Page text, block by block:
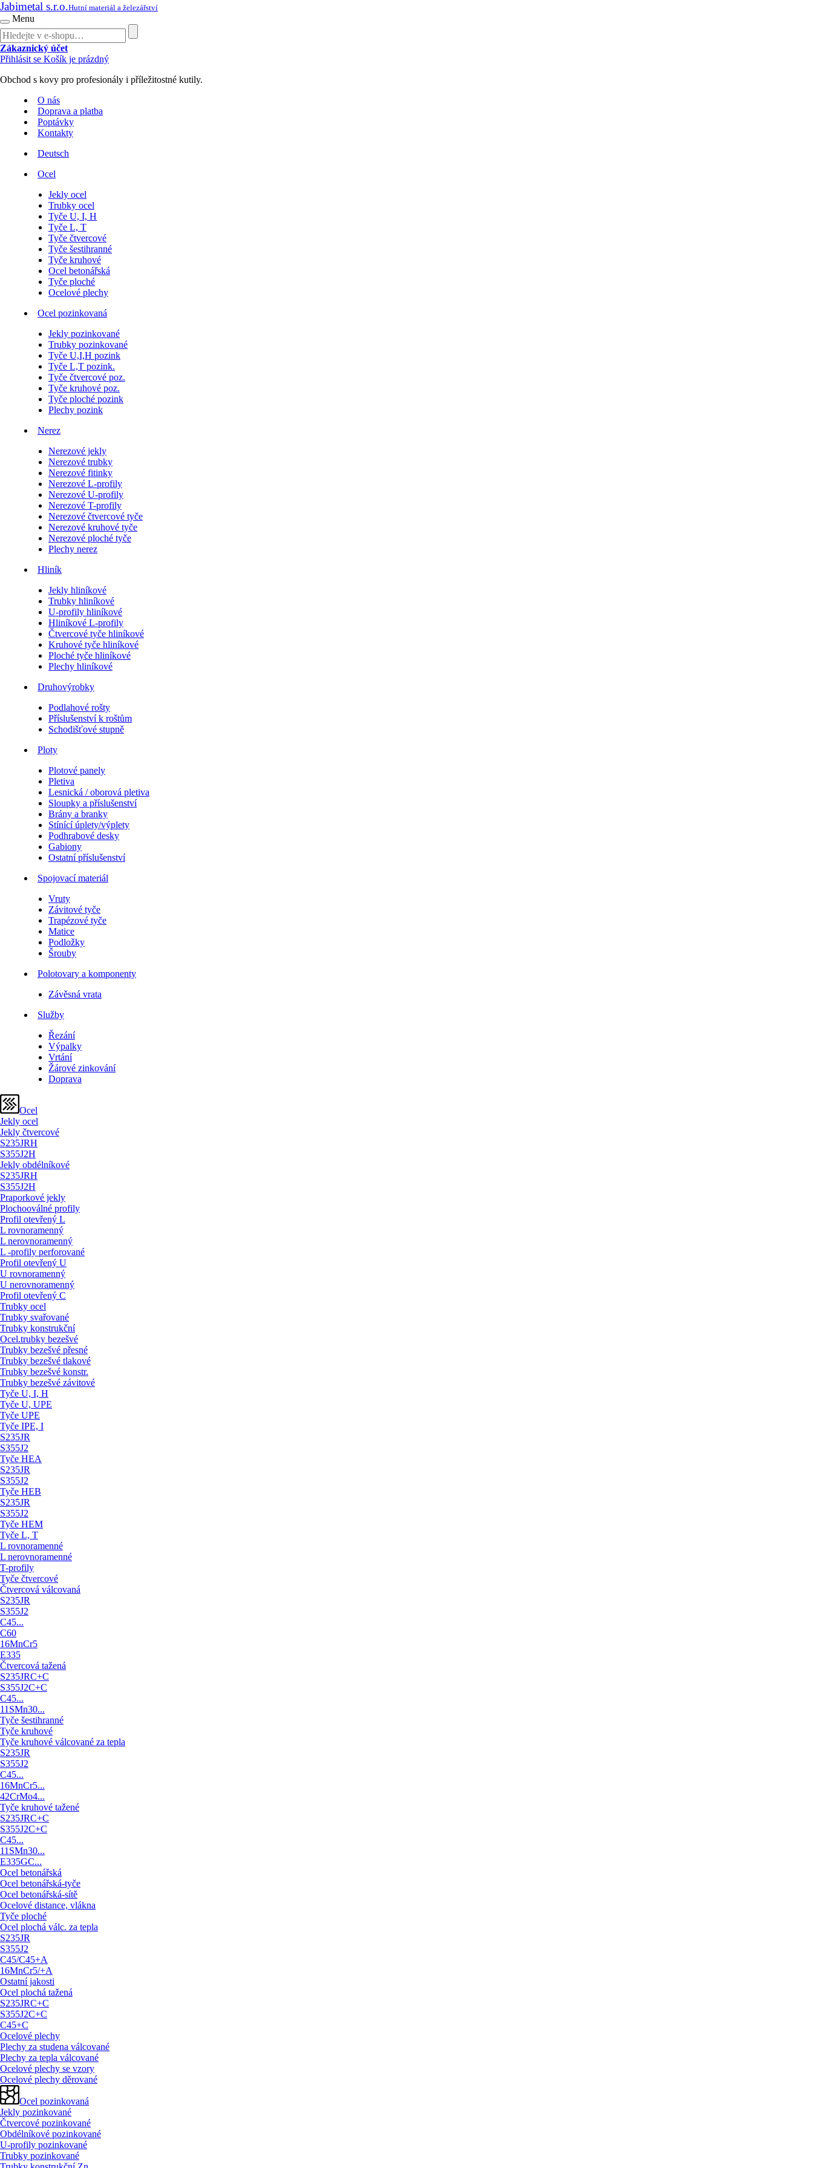
Jabimetal s.r.o.Hutní materiál a železářství
Menu
Zákaznický účet
Přihlásit se Košík je prázdný
Obchod s kovy pro profesionály i příležitostné kutily.
O nás
Doprava a platba
Poptávky
Kontakty
Deutsch
Ocel
Jekly ocel
Trubky ocel
Tyče U, I, H
Tyče L, T
Tyče čtvercové
Tyče šestihranné
Tyče kruhové
Ocel betonářská
Tyče ploché
Ocelové plechy
Ocel pozinkovaná
Jekly pozinkované
Trubky pozinkované
Tyče U,I,H pozink
Tyče L,T pozink.
Tyče čtvercové poz.
Tyče kruhové poz.
Tyče ploché pozink
Plechy pozink
Nerez
Nerezové jekly
Nerezové trubky
Nerezové fitinky
Nerezové L-profily
Nerezové U-profily
Nerezové T-profily
Nerezové čtvercové tyče
Nerezové kruhové tyče
Nerezové ploché tyče
Plechy nerez
Hliník
Jekly hliníkové
Trubky hliníkové
U-profily hliníkové
Hliníkové L-profily
Čtvercové tyče hliníkové
Kruhové tyče hliníkové
Ploché tyče hliníkové
Plechy hliníkové
Druhovýrobky
Podlahové rošty
Příslušenství k roštům
Schodišťové stupně
Ploty
Plotové panely
Pletiva
Lesnická / oborová pletiva
Sloupky a příslušenství
Brány a branky
Stínící úplety/výplety
Podhrabové desky
Gabiony
Ostatní příslušenství
Spojovací materiál
Vruty
Závitové tyče
Trapézové tyče
Matice
Podložky
Šrouby
Polotovary a komponenty
Závěsná vrata
Služby
Řezání
Výpalky
Vrtání
Žárové zinkování
Doprava
Ocel
Jekly ocel
Jekly čtvercové
S235JRH
S355J2H
Jekly obdélníkové
S235JRH
S355J2H
Praporkové jekly
Plochooválné profily
Profil otevřený L
L rovnoramenný
L nerovnoramenný
L -profily perforované
Profil otevřený U
U rovnoramenný
U nerovnoramenný
Profil otevřený C
Trubky ocel
Trubky svařované
Trubky konstrukční
Ocel.trubky bezešvé
Trubky bezešvé přesné
Trubky bezešvé tlakové
Trubky bezešvé konstr.
Trubky bezešvé závitové
Tyče U, I, H
Tyče U, UPE
Tyče UPE
Tyče IPE, I
S235JR
S355J2
Tyče HEA
S235JR
S355J2
Tyče HEB
S235JR
S355J2
Tyče HEM
Tyče L, T
L rovnoramenné
L nerovnoramenné
T-profily
Tyče čtvercové
Čtvercová válcovaná
S235JR
S355J2
C45...
C60
16MnCr5
E335
Čtvercová tažená
S235JRC+C
S355J2C+C
C45...
11SMn30...
Tyče šestihranné
Tyče kruhové
Tyče kruhové válcované za tepla
S235JR
S355J2
C45...
16MnCr5...
42CrMo4...
Tyče kruhové tažené
S235JRC+C
S355J2C+C
C45...
11SMn30...
E335GC...
Ocel betonářská
Ocel betonářská-tyče
Ocel betonářská-sítě
Ocelové distance, vlákna
Tyče ploché
Ocel plochá válc. za tepla
S235JR
S355J2
C45/C45+A
16MnCr5/+A
Ostatní jakosti
Ocel plochá tažená
S235JRC+C
S355J2C+C
C45+C
Ocelové plechy
Plechy za studena válcované
Plechy za tepla válcované
Ocelové plechy se vzory
Ocelové plechy děrované
Ocel pozinkovaná
Jekly pozinkované
Čtvercové pozinkované
Obdélníkové pozinkované
U-profily pozinkované
Trubky pozinkované